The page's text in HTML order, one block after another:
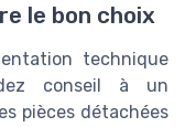
le bon choix
technique
conseil à un
pièces détachées